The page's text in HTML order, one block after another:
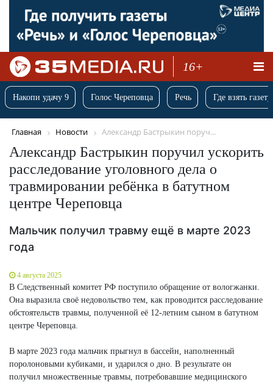
16+
Накопи удачу 9 Голос Череповца Речь Где взять
Главная Новости Александр Бастрыкин поруч...
Александр Бастрыкин поручил ускорить
расследование уголовного дела о
травмировании ребёнка в батутном
центре Череповца
Мальчик получил травму ещё в марте 2023
года
4 августа 2025
В Следственный комитет РФ поступило обращение от вологжанки.
Она выразила своё недовольство тем, как проводится расследование
обстоятельств травмы, полученной её 12-летним сыном в батутном
центре Череповца.
В марте 2023 года мальчик прыгнул в бассейн, наполненный
поролоновыми кубиками, и ударился о дно. В результате он
получил множественные травмы, потребовавшие медицинского